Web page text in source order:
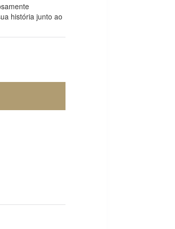
história junto ao